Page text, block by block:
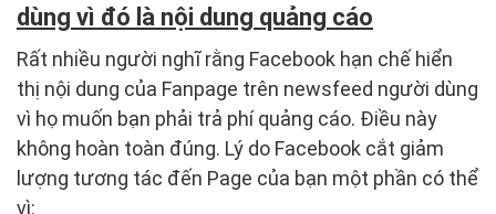
dùng vì đó là nội dung quảng cáo
Rất nhiều người nghĩ rằng Facebook hạn chế hiển
thị nội dung của Fanpage trên newsfeed người dùng
vì họ muốn bạn phải trả phí quảng cáo. Điều này
không hoàn toàn đúng. Lý do Facebook cắt giảm
lượng tương tác đến Page của bạn một phần có thể
vì: